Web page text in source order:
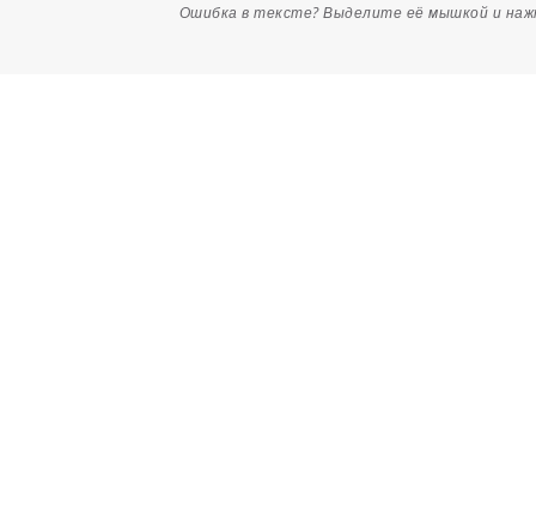
Ошибка в тексте? Выделите её мышкой и